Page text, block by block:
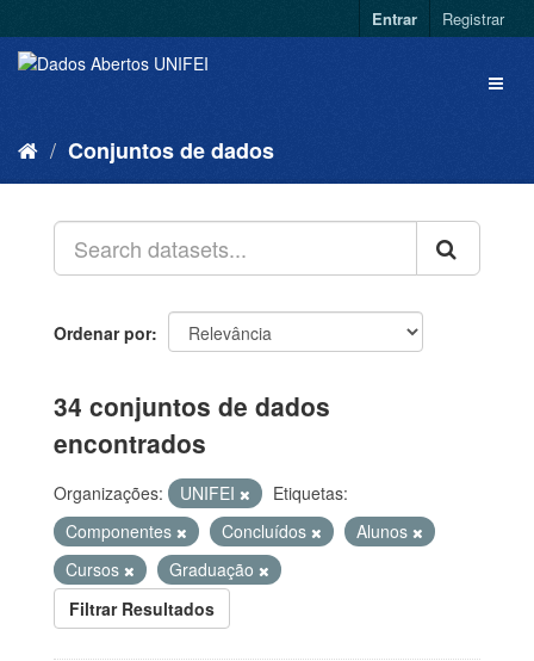
Entrar Registrar
Conjuntos de dados
Ordenar por
34 conjuntos de dados
encontrados
Organizações: UNIFEI
Etiquetas:
Componentes
Concluídos
Alunos
Cursos
Graduação
Filtrar Resultados